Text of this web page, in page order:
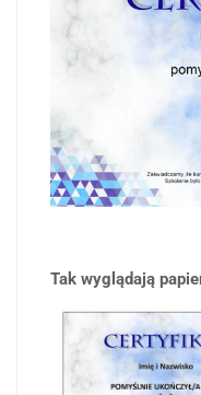
Tak wyglądają